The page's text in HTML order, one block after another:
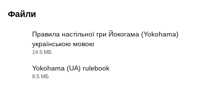
Файли
Правила настільної гри Йокогама (Yokohama)
українською мовою
14.5 МБ
Yokohama (UA) rulebook
8.5 МБ